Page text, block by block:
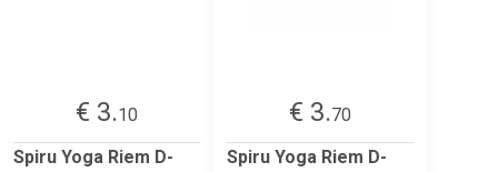
€ 3.10
Spiru Yoga Riem D-
€ 3.70
Spiru Yoga Riem D-